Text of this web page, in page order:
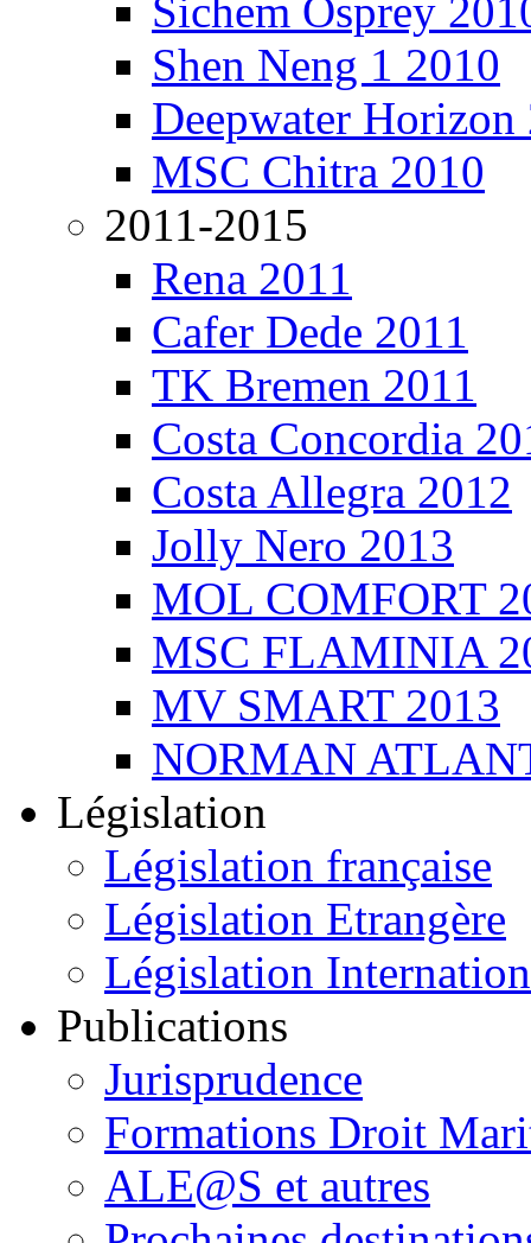
Sichem Osprey
Shen Neng 1 2010
Deepwater Horizon
MSC Chitra 2010
2011-2015
Rena 2011
Cafer Dede 2011
TK Bremen 2011
Costa Concordia
Costa Allegra 2012
Jolly Nero 2013
MOL COMFORT
MSC FLAMINIA
MV SMART 2013
NORMAN
Législation
Législation française
Législation Etrangère
Législation
Publications
Jurisprudence
Formations Droit
ALE@S et autres